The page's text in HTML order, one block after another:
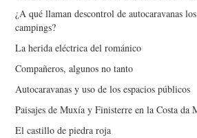
¿A qué llaman descontrol de autocaravanas
campings?
La herida eléctrica del románico
Compañeros, algunos no tanto
Autocaravanas y uso de los espacios públicos
Paisajes de Muxía y Finisterre en la Costa da
El castillo de piedra roja